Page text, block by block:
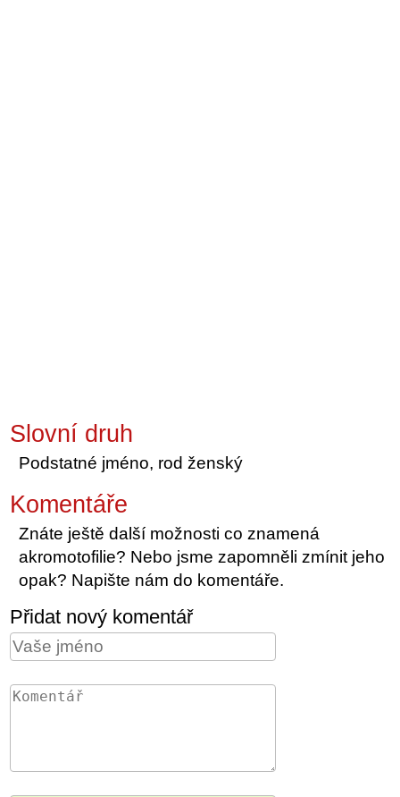
Slovní druh
Podstatné jméno, rod ženský
Komentáře
Znáte ještě další možnosti co znamená
akromotofilie? Nebo jsme zapomněli zmínit jeho
opak? Napište nám do komentáře.
Přidat nový komentář